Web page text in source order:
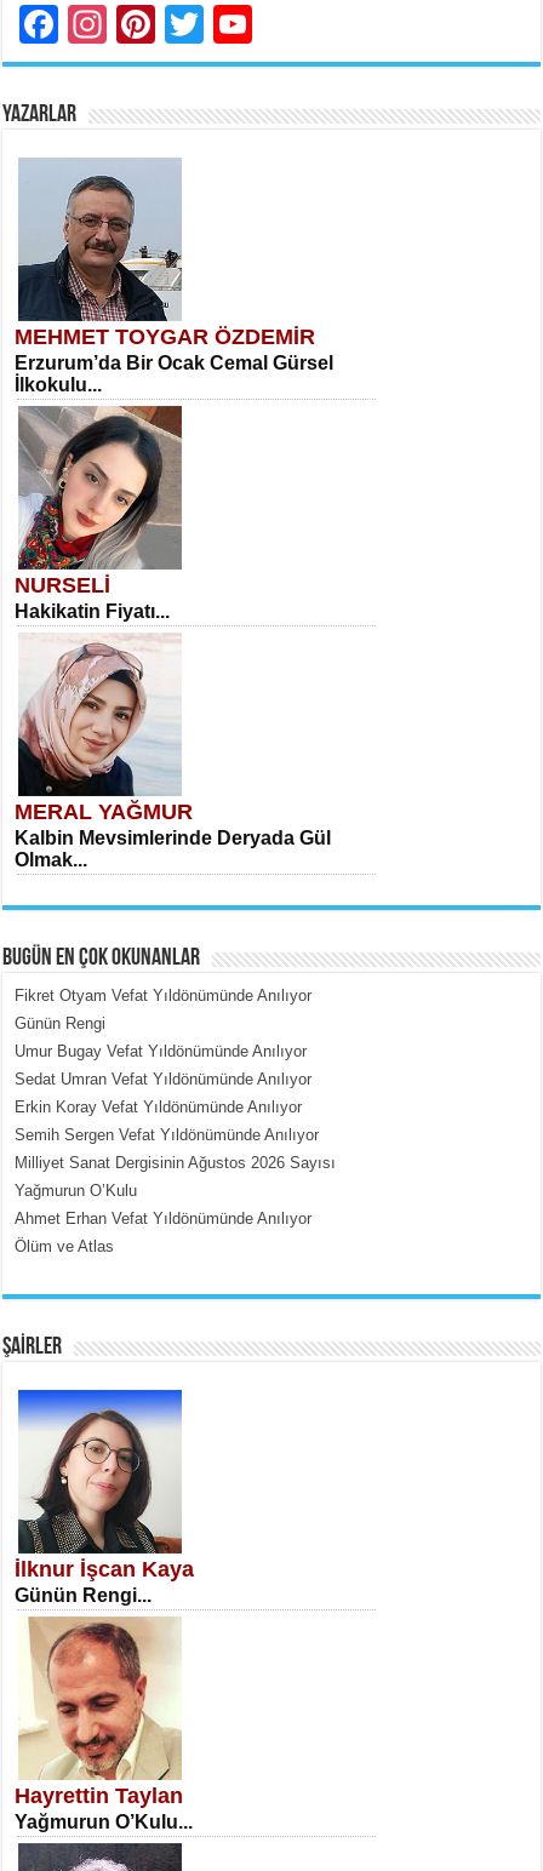
Facebook
Instagram
Pinterest
Twitter
YAZARLAR
MEHMET TOYGAR ÖZDEMİR
Erzurum’da Bir Ocak Cemal Gürsel
İlkokulu...
NURSELİ
Hakikatin Fiyatı...
MERAL YAĞMUR
Kalbin Mevsimlerinde Deryada Gül
Olmak...
MEHMET ÇOBAN
İçerdeki Put Dışardaki Maskeler...
SATILMIŞ ÜMİT ÇETİNKAYA
Erkenlik...
NECLA DİLEK ARSLAN
Öğretmenler Günü Mahkemesi...
BUGÜN EN ÇOK OKUNANLAR
Fikret Otyam Vefat Yıldönümünde Anılıyor
Günün Rengi
Umur Bugay Vefat Yıldönümünde Anılıyor
Sedat Umran Vefat Yıldönümünde Anılıyor
Erkin Koray Vefat Yıldönümünde Anılıyor
Semih Sergen Vefat Yıldönümünde Anılıyor
Milliyet Sanat Dergisinin Ağustos 2026 Sayısı
Yağmurun O’Kulu
Ahmet Erhan Vefat Yıldönümünde Anılıyor
Ölüm ve Atlas
ŞAİRLER
İlknur İşcan Kaya
Günün Rengi...
Hayrettin Taylan
Yağmurun O’Kulu...